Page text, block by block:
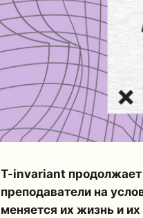
T-invariant продолжает
преподаватели на
меняется их жизнь и